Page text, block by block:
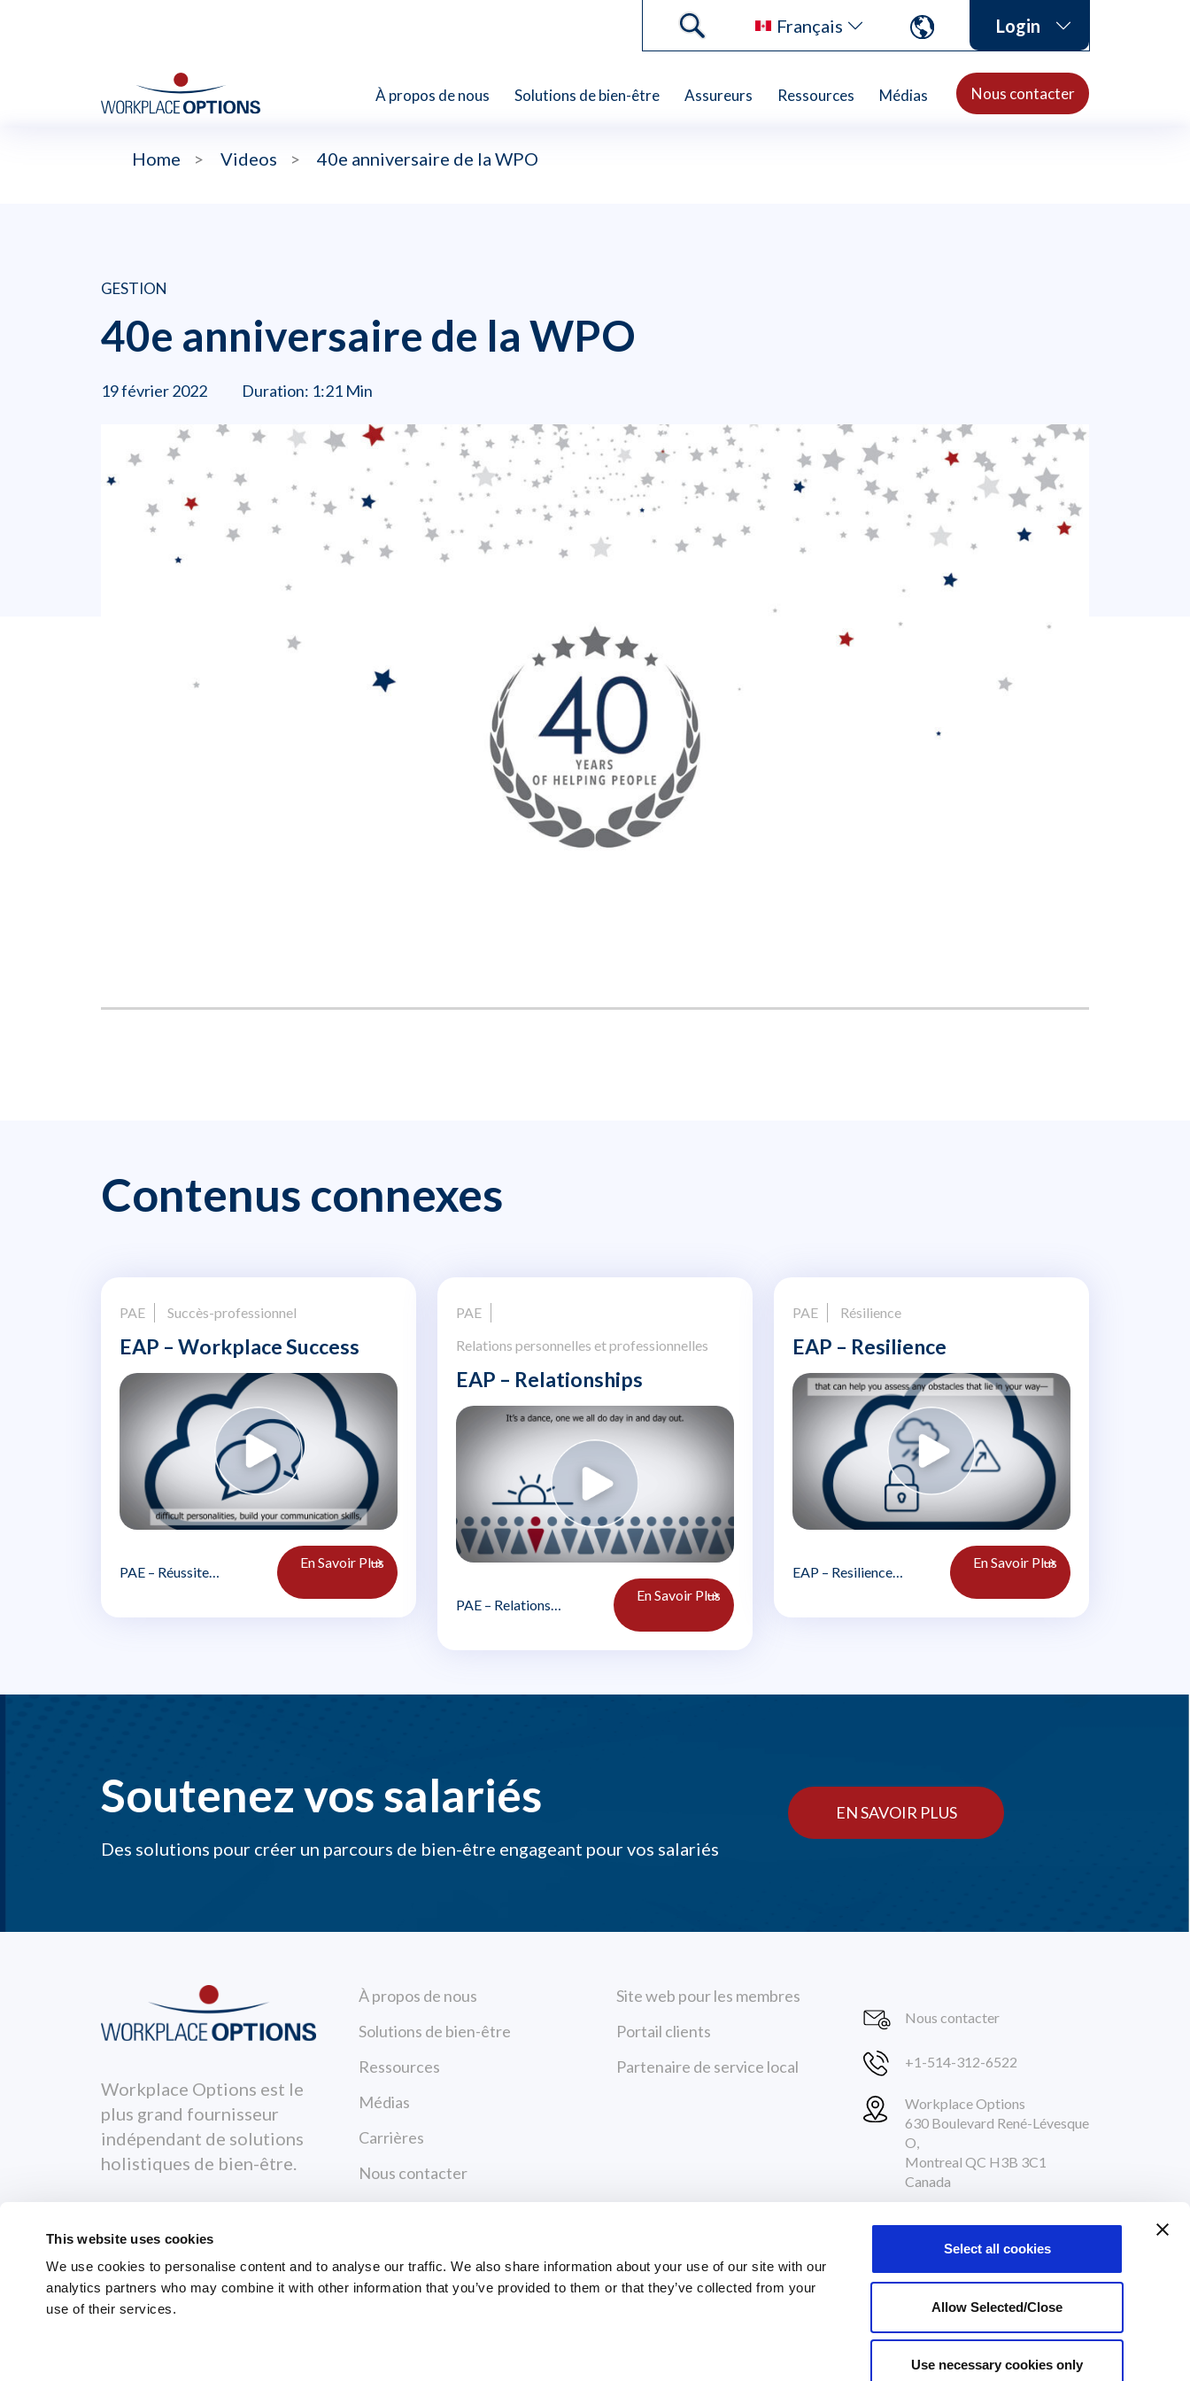
This website uses cookies
We use cookies to personalise content and to analyse our traffic. We also share information about your use of our site with our
analytics partners who may combine it with other information that you’ve provided to them or that they’ve collected from your
use of their services.
Select all cookies
Allow Selected/Close
Use necessary cookies only
Français Login
À propos de nous Solutions de bien-être Assureurs Ressources Médias Nous contacter
Home > Videos > 40e anniversaire de la WPO
GESTION
40e anniversaire de la WPO
19 février 2022 Duration: 1:21 Min
Contenus connexes
PAE Succès-professionnel
EAP – Workplace Success
PAE – Réussite
En Savoir Plus
PAE
Relations personnelles et professionnelles
EAP – Relationships
PAE – Relations
En Savoir Plus
PAE Résilience
EAP – Resilience
EAP – Resilience
En Savoir Plus
Soutenez vos salariés
Des solutions pour créer un parcours de bien-être engageant pour vos salariés
EN SAVOIR PLUS
Workplace Options est le
plus grand fournisseur
indépendant de solutions
holistiques de bien-être.
À propos de nous
Solutions de bien-être
Ressources
Médias
Carrières
Nous contacter
Site web pour les membres
Portail clients
Partenaire de service local
Nous contacter
+1-514-312-6522
Workplace Options
630 Boulevard René-Lévesque
O,
Montreal QC H3B 3C1
Canada
CENTRE DE PAIEMENT
Nous Suivre